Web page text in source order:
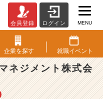
会員登録 ログイン MENU
企業を探す 就職イベント
ネジメント株式会